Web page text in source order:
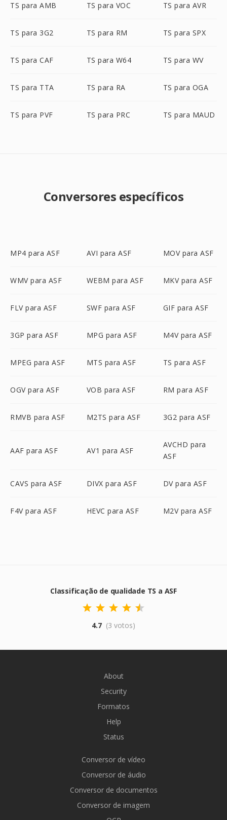
TS para AMB TS para VOC TS para AVR
TS para 3G2 TS para RM TS para SPX
TS para CAF TS para W64 TS para WV
TS para TTA TS para RA TS para OGA
TS para PVF TS para PRC TS para MAUD
Conversores específicos
MP4 para ASF AVI para ASF MOV para ASF
WMV para ASF WEBM para ASF MKV para ASF
FLV para ASF SWF para ASF GIF para ASF
3GP para ASF MPG para ASF M4V para ASF
MPEG para ASF MTS para ASF TS para ASF
OGV para ASF VOB para ASF RM para ASF
RMVB para ASF M2TS para ASF 3G2 para ASF
AAF para ASF AV1 para ASF
AVCHD para
ASF
CAVS para ASF DIVX para ASF DV para ASF
F4V para ASF HEVC para ASF M2V para ASF
Classificação de qualidade TS a ASF
4.7 (3 votos)
About
Security
Formatos
Help
Status
Conversor de vídeo
Conversor de áudio
Conversor de documentos
Conversor de imagem